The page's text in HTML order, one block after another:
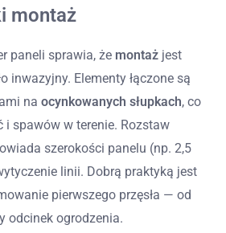
montaż
paneli sprawia, że montaż jest
inwazyjny. Elementy łączone są
na ocynkowanych słupkach, co
i spawów w terenie. Rozstaw
szerokości panelu (np. 2,5
linii. Dobrą praktyką jest
pierwszego przęsła — od
odcinek ogrodzenia.